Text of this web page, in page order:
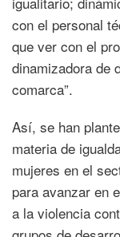
con el personal
que ver con el
dinamizadora de
comarca”.
Así, se han
materia de
mujeres en el
para avanzar en
a la violencia